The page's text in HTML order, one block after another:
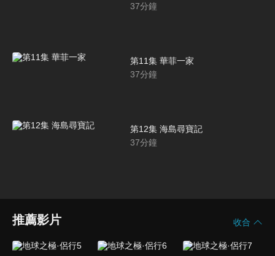
37分鐘
第11集 華菲一家
37分鐘
第12集 海島尋寶記
37分鐘
推薦影片 收合